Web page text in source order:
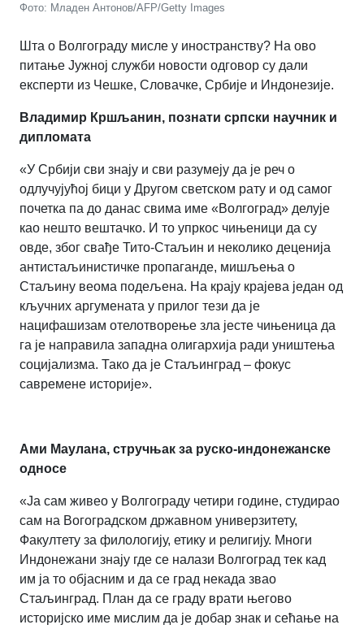
Фото: Младен Антонов/AFP/Getty Images
Шта о Волгограду мисле у иностранству? На ово
питање Јужној служби новости одговор су дали
експерти из Чешке, Словачке, Србије и Индонезије.
Владимир Кршљанин, познати српски научник и
дипломата
«У Србији сви знају и сви разумеју да је реч о
одлучујућој бици у Другом светском рату и од самог
почетка па до данас свима име «Волгоград» делује
као нешто вештачко. И то упркос чињеници да су
овде, због свађе Тито-Стаљин и неколико деценија
антистаљинистичке пропаганде, мишљења о
Стаљину веома подељена. На крају крајева један од
кључних аргумената у прилог тези да је
нацифашизам отелотворење зла јесте чињеница да
га је направила западна олигархија ради уништења
социјализма. Тако да је Стаљинград – фокус
савремене историје».
Ами Маулана, стручњак за руско-индонежанске
односе
«Ја сам живео у Волгограду четири године, студирао
сам на Вогоградском државном универзитету,
Факултету за филологију, етику и религију. Многи
Индонежани знају где се налази Волгоград тек кад
им ја то објасним и да се град некада звао
Стаљинград. План да се граду врати његово
историјско име мислим да је добар знак и сећање на